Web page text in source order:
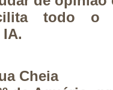
todo o
Cheia